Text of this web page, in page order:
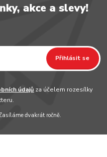
akce a slevy!
Přihlásit se
údajů za účelem rozesílky
dvakrát ročně.